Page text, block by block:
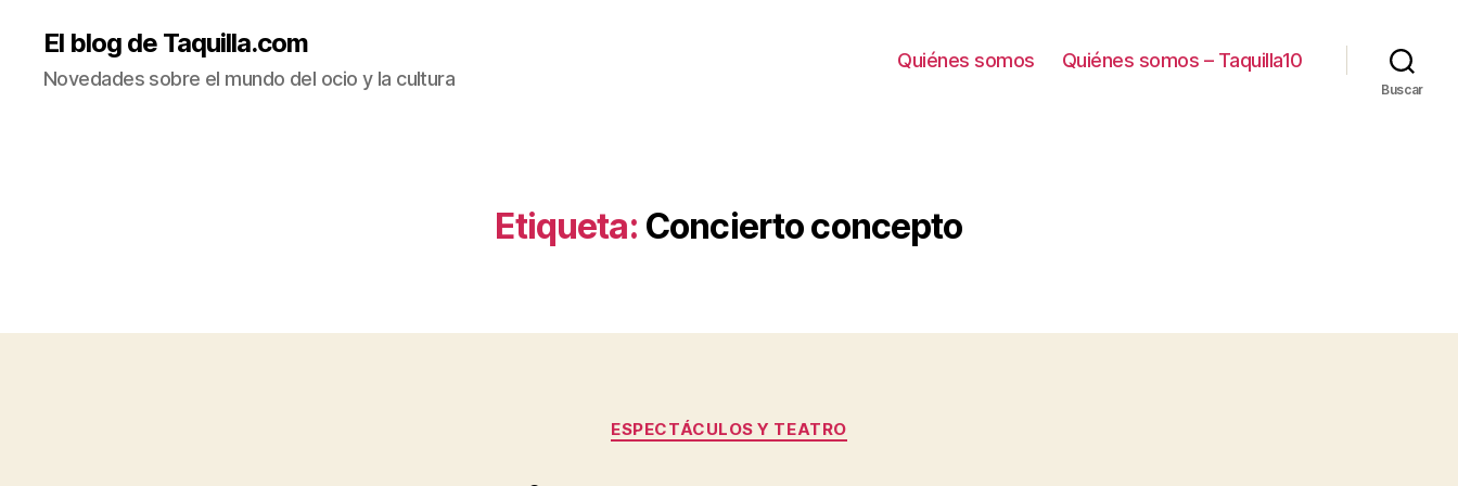
El blog de Taquilla.com
Novedades sobre el mundo del ocio y la cultura
Quiénes somos Quiénes somos – Taquilla10
Buscar
Etiqueta: Concierto concepto
Categorías
ESPECTÁCULOS Y TEATRO